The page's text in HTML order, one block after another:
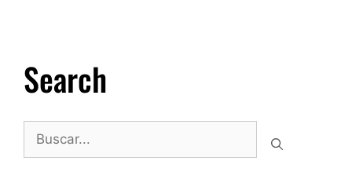
Search